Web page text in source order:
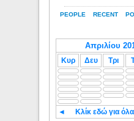
PEOPLE RECENT
Κυρ Δευ Τρι
◄ Κλίκ εδώ για